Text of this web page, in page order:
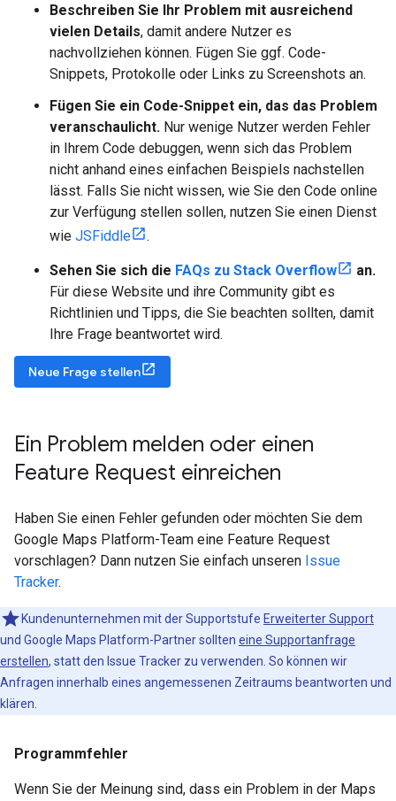
Beschreiben Sie Ihr Problem mit ausreichend
vielen Details, damit andere Nutzer es
nachvollziehen können. Fügen Sie ggf. Code-
Snippets, Protokolle oder Links zu Screenshots an.
Fügen Sie ein Code-Snippet ein, das das Problem
veranschaulicht. Nur wenige Nutzer werden Fehler
in Ihrem Code debuggen, wenn sich das Problem
nicht anhand eines einfachen Beispiels nachstellen
lässt. Falls Sie nicht wissen, wie Sie den Code online
zur Verfügung stellen sollen, nutzen Sie einen Dienst
wie JSFiddle .
Sehen Sie sich die FAQs zu Stack Overflow
an.
Für diese Website und ihre Community gibt es
Richtlinien und Tipps, die Sie beachten sollten, damit
Ihre Frage beantwortet wird.
Neue Frage stellen
Ein Problem melden oder einen
Feature Request einreichen
Haben Sie einen Fehler gefunden oder möchten Sie dem
Google Maps Platform-Team eine Feature Request
vorschlagen? Dann nutzen Sie einfach unseren Issue
Tracker.
Kundenunternehmen mit der Supportstufe Erweiterter Support
und Google Maps Platform-Partner sollten eine Supportanfrage
erstellen, statt den Issue Tracker zu verwenden. So können wir
Anfragen innerhalb eines angemessenen Zeitraums beantworten und
klären.
Programmfehler
Wenn Sie der Meinung sind, dass ein Problem in der Maps